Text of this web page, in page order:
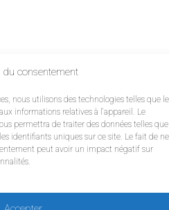
du consentement
nous utilisons des technologies telles que
informations relatives à l'appareil. Le
permettra de traiter des données telles que
identifiants uniques sur ce site. Le fait de ne
peut avoir un impact négatif sur